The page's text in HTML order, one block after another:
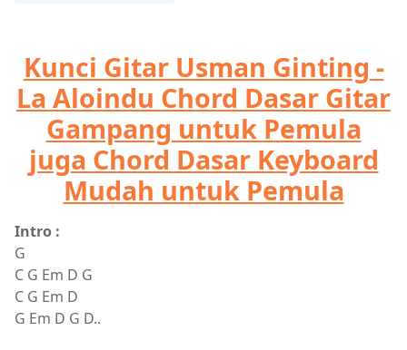
Kunci Gitar Usman Ginting -
La Aloindu Chord Dasar Gitar
Gampang untuk Pemula
juga Chord Dasar Keyboard
Mudah untuk Pemula
Intro :
G
C G Em D G
C G Em D
G Em D G D..